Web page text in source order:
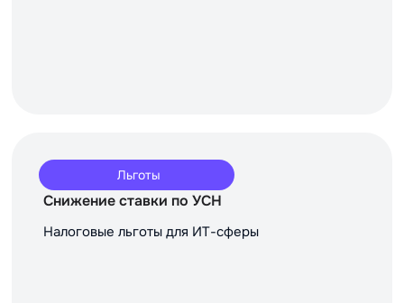
Льготы
Снижение ставки по УСН
Налоговые льготы для ИТ-сферы